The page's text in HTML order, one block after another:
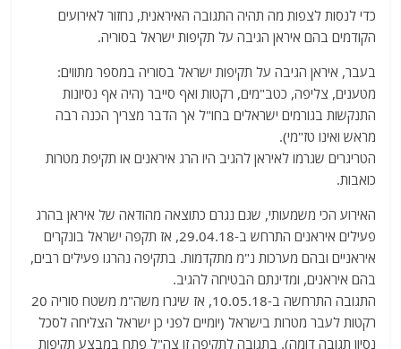
כדי לנסות לצפות מה תהיה התגובה האיראנית, נחזור לאירועים
הקודמים בהם איראן הגיבה על תקיפות ישראל בסוריה.
בעבר, איראן הגיבה על תקיפות ישראל בסוריה במספר מתווים:
מטענים, צליפה, כטב"מים, רקטות ואף סייבר (היה אף נסיונות
התנקשות בגורמים ישראלים בחו"ל אך הדבר מצריך הכנה רבה
מראש ואינו טז"מי).
הטריגרים שגרמו לאיראן להגיב היו הרג איראנים או תקיפת מטרות
כואבות.
האירוע הכי משמעותי, שגם נגרם כתוצאה מהודאה של איראן בהרג
פעילים איראנים התרחש ב-29.04.18, אז תקפה ישראל בונקרים
איראניים ובהם מערכות נ"מ מתקדמות. בתקיפה נהרגו פעילים רבים,
בהם איראנים, ומדינתם הבטיחה להגיב.
התגובה התרחשה ב-10.05.18, אז שיגרו משה"מ משטח סוריה 20
רקטות לעבר מטרות בישראל (יומיים לפני כן ישראל הצליחה לסכל
נסיון תגובה דומה). בתגובה לתקיפה זו צה"ל פתח במבצע תקיפות